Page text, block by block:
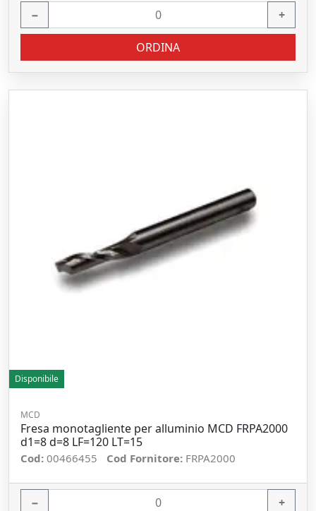
− +
ORDINA
Disponibile
MCD
Fresa monotagliente per alluminio MCD FRPA2000
d1=8 d=8 LF=120 LT=15
Cod: 00466455 Cod Fornitore: FRPA2000
− +